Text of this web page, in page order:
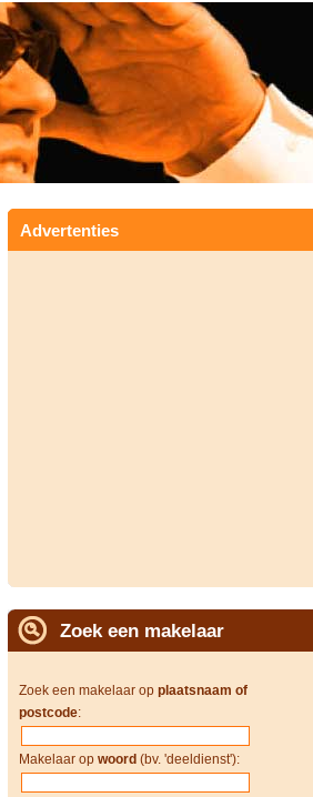
Advertenties
Zoek een makelaar
Zoek een makelaar op plaatsnaam of
postcode:
Makelaar op woord (bv. 'deeldienst'):